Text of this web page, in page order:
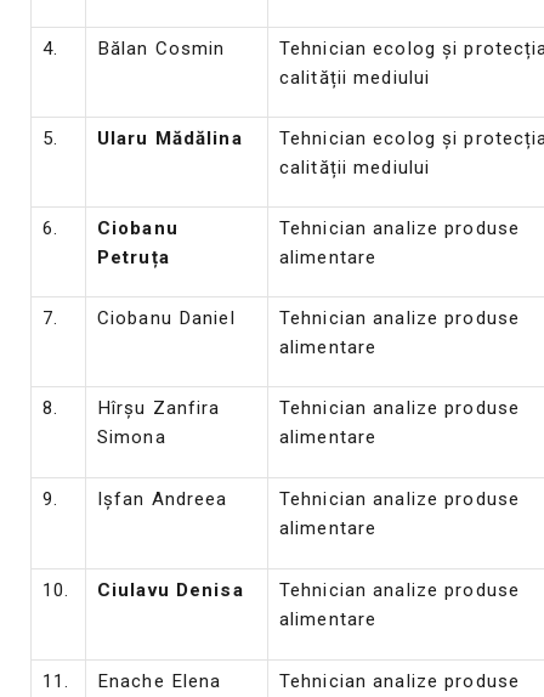
4. Bălan Cosmin
Tehnician ecolog și
calității mediului
5. Ularu Mădălina
Tehnician ecolog și
calității mediului
6.
Ciobanu
Petruța
Tehnician analize produse
alimentare
7. Ciobanu Daniel
Tehnician analize produse
alimentare
8.
Hîrșu Zanfira
Simona
Tehnician analize produse
alimentare
9. Ișfan Andreea
Tehnician analize produse
alimentare
10. Ciulavu Denisa
Tehnician analize produse
alimentare
11. Enache Elena
Tehnician analize produse